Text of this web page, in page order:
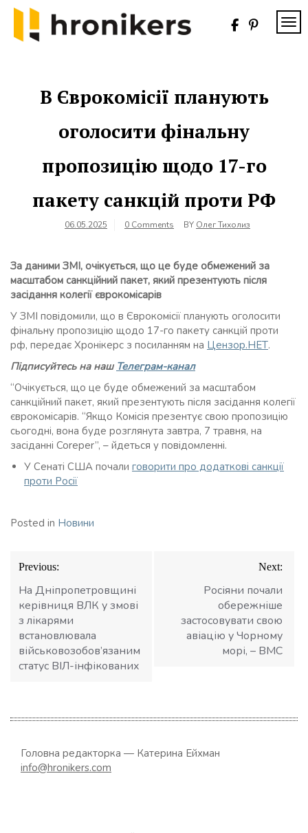
Skip
content
В Єврокомісії планують
оголосити фінальну
пропозицію щодо 17-го
пакету санкцій проти РФ
06.05.2025 0 Comments BY Олег Тихолиз
За даними ЗМІ, очікується, що це буде обмежений за
масштабом санкційний пакет, який презентують після
засідання колегії єврокомісарів
У ЗМІ повідомили, що в Єврокомісії планують оголосити
фінальну пропозицію щодо 17-го пакету санкцій проти
рф, передає Хронікерс з посиланням на Цензор.НЕТ.
Підписуйтесь на наш Телеграм-канал
“Очікується, що це буде обмежений за масштабом
санкційний пакет, який презентують після засідання колегії
єврокомісарів. “Якщо Комісія презентує свою пропозицію
сьогодні, вона буде розглянута завтра, 7 травня, на
засіданні Coreper”, – йдеться у повідомленні.
У Сенаті США почали говорити про додаткові санкції
проти Росії
Posted in Новини
Навігація
записів
Previous:
На Дніпропетровщині
керівниця ВЛК у змові
з лікарями
встановлювала
військовозобов’язаним
статус ВІЛ-інфікованих
Next:
Росіяни почали
обережніше
застосовувати свою
авіацію у Чорному
морі, – ВМС
Головна редакторка — Катерина Ейхман
info@hronikers.com